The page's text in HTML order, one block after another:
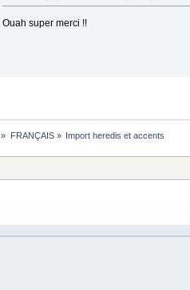
Ouah super merci !!
» FRANÇAIS» Import heredis et accents